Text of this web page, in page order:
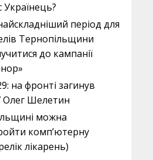
Українець?
період для
Тернопільщини
до кампанії
на фронті загинув
Олег Шелетин
можна
комп’ютерну
лікарень)